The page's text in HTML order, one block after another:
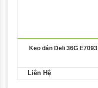
Keo dán Deli 36G E7093
Liên Hệ